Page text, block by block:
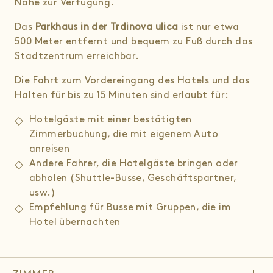
– Standort A (Anreise aus Österreich, Maribor
oder vom Flughafen Ljubljana):
Biegen Sie an dieser Kreuzung rechts in die
Fußgängerzone ein und fahren Sie etwa
geradeaus. Das Hotel Slon befindet sich auf der
linken Seite.
– Standort B (Anreise aus Zagreb oder Triest):
Geben Sie ein: Šubičeva ulica 1
Nähe zur Verfügung.
Das Parkhaus in der Trdinova ulica ist nur etwa
500 Meter entfernt und bequem zu Fuß durch das
Stadtzentrum erreichbar.
Die Fahrt zum Vordereingang des Hotels und das
Halten für bis zu 15 Minuten sind erlaubt für:
Hotelgäste mit einer bestätigten
Zimmerbuchung, die mit eigenem Auto
anreisen
Andere Fahrer, die Hotelgäste bringen oder
abholen (Shuttle-Busse, Geschäftspartner,
usw.)
Empfehlung für Busse mit Gruppen, die im
Hotel übernachten